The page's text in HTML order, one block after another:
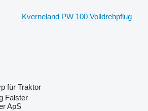
Kverneland PW 100 Volldrehpflug
für Traktor
Falster
ApS